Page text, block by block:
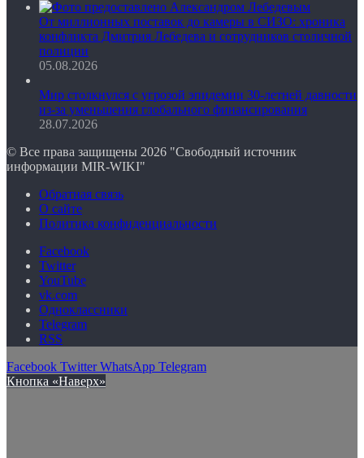
От миллионных поставок до камеры в СИЗО: хроника
конфликта Дмитрия Лебедева и сотрудников столичной
полиции
05.08.2026
Мир столкнулся с угрозой эпидемии 30-летней давности
из-за уменьшения глобального финансирования
28.07.2026
© Все права защищены 2026 "Свободный источник
информации MIR-WIKI"
Обратная связь
О сайте
Политика конфиденциальности
Facebook
Twitter
YouTube
vk.com
Одноклассники
Telegram
RSS
Facebook Twitter WhatsApp Telegram
Кнопка «Наверх»